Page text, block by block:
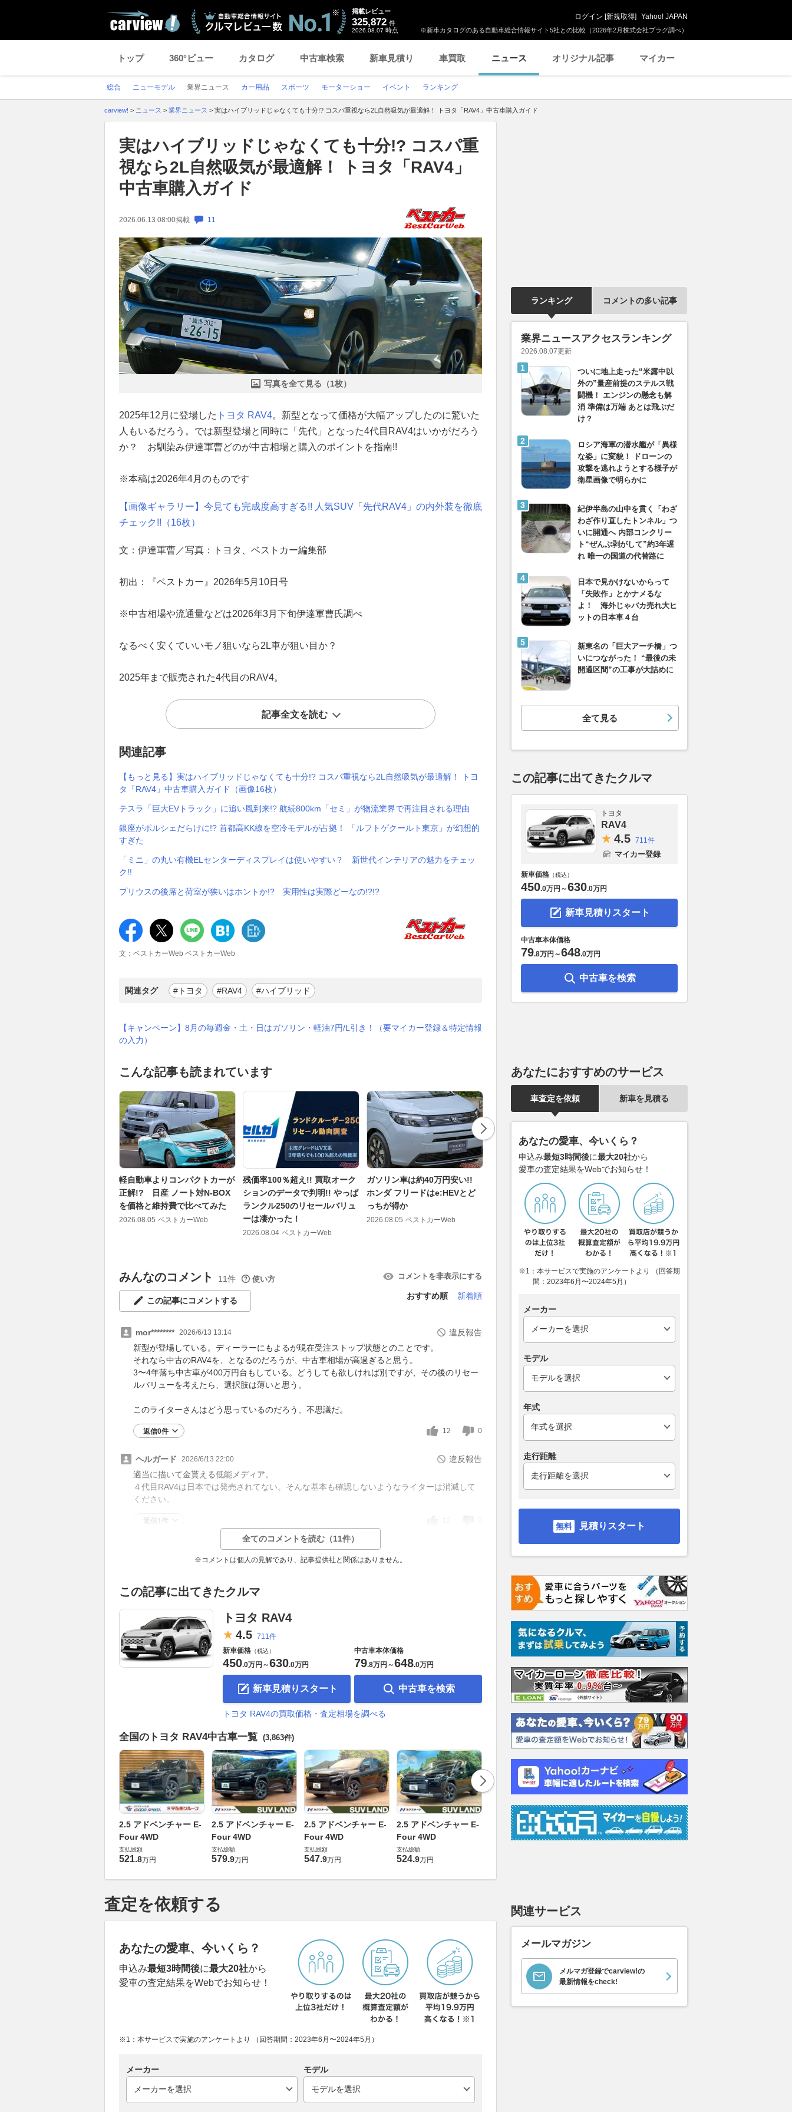
※新車カタログのある自動車総合情報サイト5社との比較（2026年2月株式会社プラグ調べ）
掲載レビュー
325,872 件
2026.08.07 時点
ログイン [新規取得] Yahoo! JAPAN
トップ 360°ビュー カタログ 中古車検索 新車見積り 車買取 ニュース オリジナル記事 マイカー
総合 ニューモデル 業界ニュース カー用品 スポーツ モーターショー イベント ランキング
carview! > ニュース > 業界ニュース > 実はハイブリッドじゃなくても十分!? コスパ重視なら2L自然吸気が最適解！ トヨタ「RAV4」中古車購入ガイド
実はハイブリッドじゃなくても十分!? コスパ重
視なら2L自然吸気が最適解！ トヨタ「RAV4」
中古車購入ガイド
2026.06.13 08:00掲載 11
写真を全て見る（1枚）
2025年12月に登場した トヨタ RAV4。新型となって価格が大幅アップしたのに驚いた
人もいるだろう。では新型登場と同時に「先代」となった4代目RAV4はいかがだろう
か？ お馴染み伊達軍曹どのが中古相場と購入のポイントを指南!!
※本稿は2026年4月のものです
【画像ギャラリー】今見ても完成度高すぎる!! 人気SUV「先代RAV4」の内外装を徹底
チェック!!（16枚）
文：伊達軍曹／写真：トヨタ、ベストカー編集部
初出：『ベストカー』2026年5月10日号
※中古相場や流通量などは2026年3月下旬伊達軍曹氏調べ
なるべく安くていいモノ狙いなら2L車が狙い目か？
2025年まで販売された4代目のRAV4。
記事全文を読む
関連記事
【もっと見る】実はハイブリッドじゃなくても十分!? コスパ重視なら2L自然吸気が最適解！ トヨ
タ「RAV4」中古車購入ガイド（画像16枚）
テスラ「巨大EVトラック」に追い風到来!? 航続800km「セミ」が物流業界で再注目される理由
銀座がポルシェだらけに!? 首都高KK線を空冷モデルが占拠！ 「ルフトゲクールト東京」が幻想的
すぎた
「ミニ」の丸い有機ELセンターディスプレイは使いやすい？ 新世代インテリアの魅力をチェッ
ク!!
プリウスの後席と荷室が狭いはホントか!? 実用性は実際どーなの!?!?
文：ベストカーWeb ベストカーWeb
関連タグ #トヨタ #RAV4 #ハイブリッド
【キャンペーン】8月の毎週金・土・日はガソリン・軽油7円/L引き！（要マイカー登録＆特定情報
の入力）
こんな記事も読まれています
軽自動車よりコンパクトカーが
正解!? 日産 ノート対N-BOX
を価格と維持費で比べてみた
2026.08.05 ベストカーWeb
残価率100％超え!! 買取オーク
ションのデータで判明!! やっぱ
ランクル250のリセールバリュ
ーは凄かった！
2026.08.04 ベストカーWeb
ガソリン車は約40万円安い!!
ホンダ フリードはe:HEVとど
っちが得か
2026.08.05 ベストカーWeb
30万円安く乗るためのグレード
選びとコスパ徹底比較
ベストカーWeb
感を徹底比較！ 選べば間違い
なしの人気コンパクトSUV3
台！
2026.08.02 ベストカーWeb
みんなのコメント 11件 使い方 コメントを非表示にする
この記事にコメントする
おすすめ順 新着順
mor******** 2026/6/13 13:14
違反報告
新型が登場している。ディーラーにもよるが現在受注ストップ状態とのことです。
それなら中古のRAV4を、となるのだろうが、中古車相場が高過ぎると思う。
3〜4年落ち中古車が400万円台もしている。どうしても欲しければ別ですが、その後のリセー
ルバリューを考えたら、選択肢は薄いと思う。
このライターさんはどう思っているのだろう、不思議だ。
返信0件 12 0
ヘルガード 2026/6/13 22:00
違反報告
適当に描いて金貰える低能メディア。
４代目RAV4は日本では発売されてない。そんな基本も確認しないようなライターは消滅して
ください。
返信1件
全てのコメントを読む（11件）
※コメントは個人の見解であり、記事提供社と関係はありません。
この記事に出てきたクルマ
トヨタ RAV4
4.5 711件
新車価格 （税込）
450.0万円 ～630.0万円
新車見積りスタート
中古車本体価格
79.8万円 ～648.0万円
中古車を検索
トヨタ RAV4の買取価格・査定相場を調べる
全国のトヨタ RAV4中古車一覧 (3,863件)
2.5 アドベンチャー E-
Four 4WD
支払総額
521.8万円
2.5 アドベンチャー E-
Four 4WD
支払総額
579.9万円
2.5 アドベンチャー E-
Four 4WD
支払総額
547.9万円
2.5 アドベンチャー E-
Four 4WD
支払総額
524.9万円
2.5 Z E-Four 4WD
支払総額
9万円
2.5 Z E-Four 4WD
支払総額
629.9万円
2.5 Z E-Four 4WD
支払総額
569
査定を依頼する
あなたの愛車、今いくら？
申込み最短3時間後に最大20社から
愛車の査定結果をWebでお知らせ！
※1：本サービスで実施のアンケートより （回答期間：2023年6月〜2024年5月）
メーカー モデル
ランキング コメントの多い記事
業界ニュースアクセスランキング
2026.08.07更新
ついに地上走った“米露中以
外の”量産前提のステルス戦
闘機！ エンジンの懸念も解
消 準備は万端 あとは飛ぶだ
け？
ロシア海軍の潜水艦が「異様
な姿」に変貌！ ドローンの
攻撃を逃れようとする様子が
衛星画像で明らかに
紀伊半島の山中を貫く「わざ
わざ作り直したトンネル」つ
いに開通へ 内部コンクリー
ト“ぜんぶ剥がして”約3年遅
れ 唯一の国道の代替路に
日本で見かけないからって
「失敗作」とかナメるな
よ！ 海外じゃバカ売れ大ヒ
ットの日本車４台
新東名の「巨大アーチ橋」つ
いにつながった！ “最後の未
開通区間”の工事が大詰めに
全て見る
この記事に出てきたクルマ
トヨタ
RAV4
4.5 711件
マイカー登録
新車価格 （税込）
450.0万円 ～630.0万円
新車見積りスタート
中古車本体価格
79.8万円 ～648.0万円
中古車を検索
あなたにおすすめのサービス
車査定を依頼 新車を見積る
あなたの愛車、今いくら？
申込み最短3時間後に最大20社から
愛車の査定結果をWebでお知らせ！
※1：本サービスで実施のアンケートより （回答期
間：2023年6月〜2024年5月）
メーカー
モデル
年式
走行距離
見積りスタート
関連サービス
メールマガジン
メルマガ登録でcarview!の
最新情報をcheck!